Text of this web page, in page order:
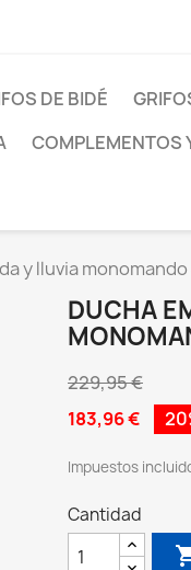
DE BIDÉ
COMPLEMENTOS
y lluvia
DUCHA
229,95 €
183,96 €
Impuestos
Cantidad